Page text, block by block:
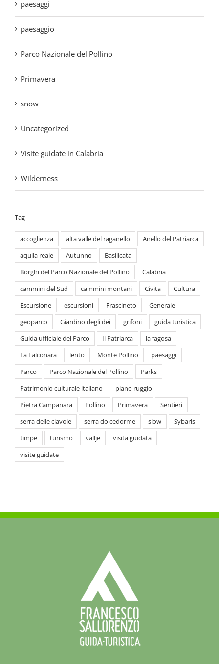
paesaggio
Parco Nazionale del Pollino
Primavera
snow
Uncategorized
Visite guidate in Calabria
Wilderness
accoglienza
aquila reale
Autunno
Basilicata
Borghi del Parco Nazionale del Pollino
cammini del Sud
cammini montani Civita
Escursione
escursioni Frascineto
Generale
geoparco
Giardino degli dei grifoni
guida turistica
Guida ufficiale del Parco
Il Patriarca
la fagosa
La Falconara
lento Monte Pollino
paesaggi
Parco
Parco Nazionale del Pollino
Parks
Patrimonio culturale italiano
piano ruggio
Pietra Campanara
Pollino Primavera
serra delle ciavole
serra dolcedorme slow
Sybaris
timpe
turismo vallje
visita guidata
visite guidate